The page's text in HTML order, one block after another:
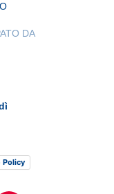
DA
Policy